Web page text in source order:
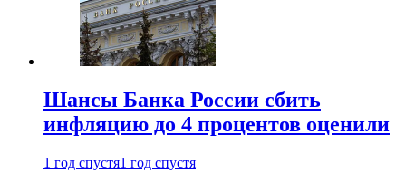
Шансы Банка России сбить
инфляцию до 4 процентов оценили
1 год спустя1 год спустя